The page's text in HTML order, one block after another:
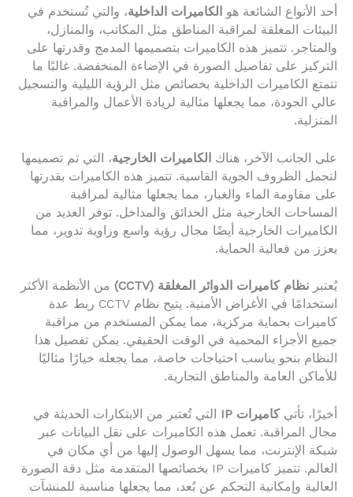
أحد الأنواع الشائعة هو الكاميرات الداخلية، والتي تُستخدم في
البيئات المغلقة لمراقبة المناطق مثل المكاتب، والمنازل،
والمتاجر. تتميز هذه الكاميرات بتصميمها المدمج وقدرتها على
التركيز على تفاصيل الصورة في الإضاءة المنخفضة. غالبًا ما
تتمتع الكاميرات الداخلية بخصائص مثل الرؤية الليلية والتسجيل
عالي الجودة، مما يجعلها مثالية لريادة الأعمال والمراقبة
المنزلية.
على الجانب الآخر، هناك الكاميرات الخارجية، التي تم تصميمها
لتحمل الظروف الجوية القاسية. تتميز هذه الكاميرات بقدرتها
على مقاومة الماء والغبار، مما يجعلها مثالية لمراقبة
المساحات الخارجية مثل الحدائق والمداخل. توفر العديد من
الكاميرات الخارجية أيضًا مجال رؤية واسع وزاوية تدوير، مما
يعزز من فعالية الحماية.
يُعتبر نظام كاميرات الدوائر المغلقة (CCTV)
من الأنظمة الأكثر
استخدامًا في الأغراض الأمنية. يتيح نظام CCTV ربط عدة
كاميرات بحماية مركزية، مما يمكن المستخدم من مراقبة
جميع الأجزاء المحمية في الوقت الحقيقي. يمكن تفصيل هذا
النظام بنحو يناسب احتياجات خاصة، مما يجعله خيارًا مثاليًا
للأماكن العامة والمناطق التجارية.
أخيرًا، تأتيكاميرات IP
التي تُعتبر من الابتكارات الحديثة في
مجال المراقبة. تعمل هذه الكاميرات على نقل البيانات عبر
شبكة الإنترنت، مما يسهل الوصول إليها من أي مكان في
العالم. تتميز كاميرات IP بخصائصها المتقدمة مثل دقة الصورة
العالية وإمكانية التحكم عن بُعد، مما يجعلها مناسبة للمنشآت